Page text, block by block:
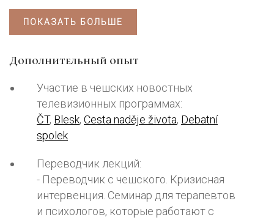
ПОКАЗАТЬ БОЛЬШЕ
Дополнительный опыт
Участие в чешских новостных
телевизионных программах:
ČT, Blesk, Cesta naděje života, Debatní
spolek
Переводчик лекций:
- Переводчик с чешского. Кризисная
интервенция. Семинар для терапевтов
и психологов, которые работают с